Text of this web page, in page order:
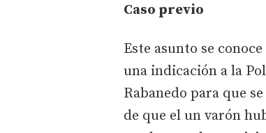
Caso previo
Este asunto se
una indicación a la
Rabanedo para que
de que el un varón